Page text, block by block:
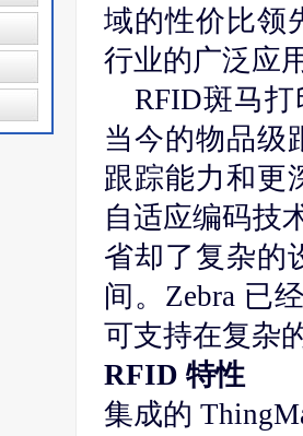
域的性价比领
行业的广泛应
RFID斑马
当今的物品级
跟踪能力和更
自适应编码技
省却了复杂的
间。Zebra 已
可支持在复杂
RFID 特性
集成的